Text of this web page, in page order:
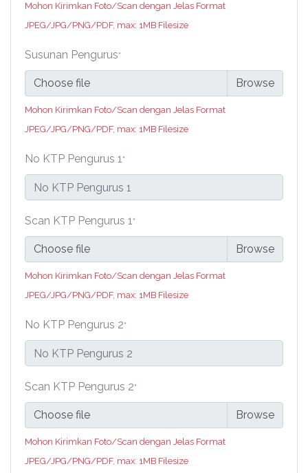
Mohon Kirimkan Foto/Scan dengan Jelas Format
JPEG/JPG/PNG/PDF, max: 1MB Filesize
Susunan Pengurus*
Choose file
Mohon Kirimkan Foto/Scan dengan Jelas Format
JPEG/JPG/PNG/PDF, max: 1MB Filesize
No KTP Pengurus 1*
Scan KTP Pengurus 1*
Choose file
Mohon Kirimkan Foto/Scan dengan Jelas Format
JPEG/JPG/PNG/PDF, max: 1MB Filesize
No KTP Pengurus 2*
Scan KTP Pengurus 2*
Choose file
Mohon Kirimkan Foto/Scan dengan Jelas Format
JPEG/JPG/PNG/PDF, max: 1MB Filesize